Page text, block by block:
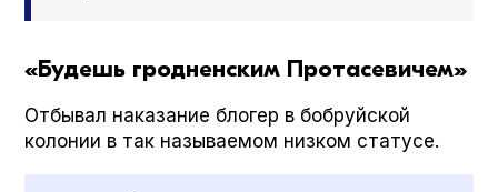
«Будешь гродненским Протасевичем»
Отбывал наказание блогер в бобруйской
колонии в так называемом низком статусе.